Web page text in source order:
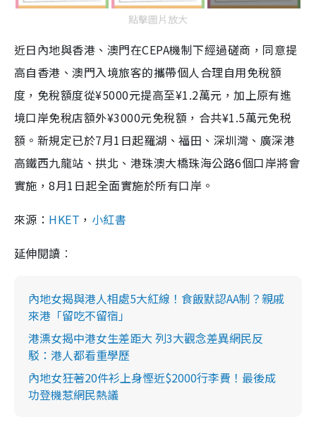
點擊圖片放大
近日內地與香港、澳門在CEPA機制下經過磋商，同意提
高自香港、澳門入境旅客的攜帶個人合理自用免稅額
度，免稅額度從¥5000元提高至¥1.2萬元，加上原有進
境口岸免稅店額外¥3000元免稅額，合共¥1.5萬元免税
額。新規定已於7月1日起羅湖、福田、深圳灣、廣深港
高鐵西九龍站、拱北、港珠澳大橋珠海公路6個口岸將會
實施，8月1日起全面實施於所有口岸。
來源： HKET ， 小紅書
延伸閱讀︰
內地女揭與港人相處5大紅線！食飯默認AA制？親戚
來港「留吃不留宿」
港漂女揭中港女生差距大 列3大觀念差異網民反
駁：港人都看重學歷
內地女狂著20件衫上身慳近$2000行李費！最後成
功登機惹網民熱議